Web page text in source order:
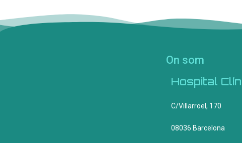
On som
Hospital
C/Villarroel, 170
08036 Barcelona